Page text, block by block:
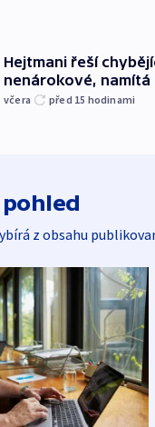
Hejtmani řeší
nenárokové,
včera před 15 hodinami
z obsahu